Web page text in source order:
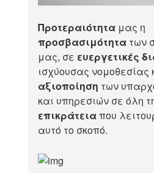
Προτεραιότητα μας η
προσβασιμότητα των
μας, σε ευεργετικές
ισχύουσας νομοθεσίας
αξιοποίηση των
και υπηρεσιών σε όλη
επικράτειαπου
αυτό το σκοπό.​